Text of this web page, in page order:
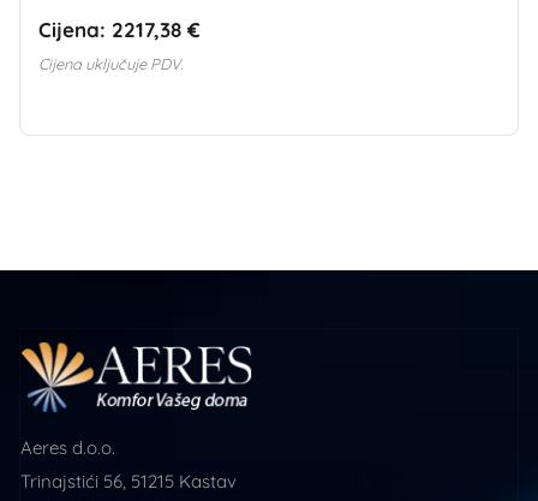
Cijena: 2217,38 €
Cijena uključuje PDV.
Aeres d.o.o.
Trinajstići 56, 51215 Kastav